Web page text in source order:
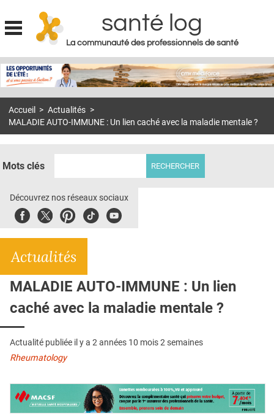
Jump to navigation
santé log
La communauté des professionnels de santé
MON COMPTE
S'ABONNER À LA REVUE SOIN À DOMICILE
DOSSIERS
E-REVUE SAD
L'APP
QUI SOMMES-NOUS ?
PUBLICITÉ
CONDITIONS GÉNÉRALES
CONTACT
Accueil > Actualités >
MALADIE AUTO-IMMUNE : Un lien caché avec la maladie mentale ?
Mots clés
Découvrez nos réseaux sociaux
FacebookTwitterPinterest
TiktokYoubute
Actualités
MALADIE AUTO-IMMUNE : Un lien
caché avec la maladie mentale ?
Actualité publiée il y a 2 années 10 mois 2 semaines
Rheumatology